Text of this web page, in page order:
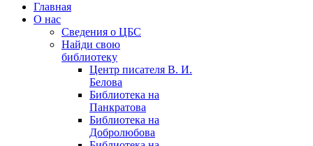
Главная
О нас
Сведения о ЦБС
Найди свою
библиотеку
Центр писателя В. И.
Белова
Библиотека на
Панкратова
Библиотека на
Добролюбова